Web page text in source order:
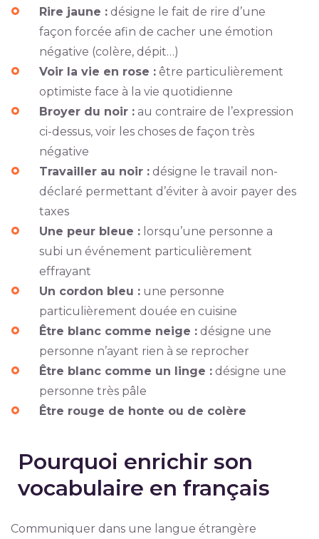
Rire jaune :désigne le fait de rire d’une
façon forcée afin de cacher une émotion
négative (colère, dépit…)
Voir la vie en rose :être particulièrement
optimiste face à la vie quotidienne
Broyer du noir :au contraire de l’expression
ci-dessus, voir les choses de façon très
négative
Travailler au noir :désigne le travail non-
déclaré permettant d’éviter à avoir payer des
taxes
Une peur bleue :lorsqu’une personne a
subi un événement particulièrement
effrayant
Un cordon bleu :une personne
particulièrement douée en cuisine
Être blanc comme neige :désigne une
personne n’ayant rien à se reprocher
Être blanc comme un linge :désigne une
personne très pâle
Être rouge de honte ou de colère
Pourquoi enrichir son
vocabulaire en français
Communiquer dans une langue étrangère